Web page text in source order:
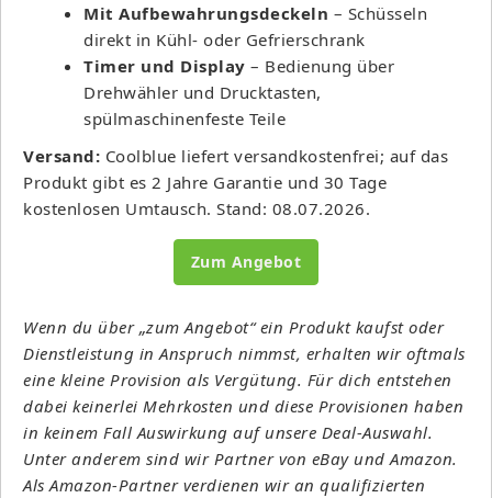
Mit Aufbewahrungsdeckeln – Schüsseln
direkt in Kühl- oder Gefrierschrank
Timer und Display – Bedienung über
Drehwähler und Drucktasten,
spülmaschinenfeste Teile
Versand: Coolblue liefert versandkostenfrei; auf das
Produkt gibt es 2 Jahre Garantie und 30 Tage
kostenlosen Umtausch. Stand: 08.07.2026.
Zum Angebot
Wenn du über „zum Angebot“ ein Produkt kaufst oder
Dienstleistung in Anspruch nimmst, erhalten wir oftmals
eine kleine Provision als Vergütung. Für dich entstehen
dabei keinerlei Mehrkosten und diese Provisionen haben
in keinem Fall Auswirkung auf unsere Deal-Auswahl.
Unter anderem sind wir Partner von eBay und Amazon.
Als Amazon-Partner verdienen wir an qualifizierten